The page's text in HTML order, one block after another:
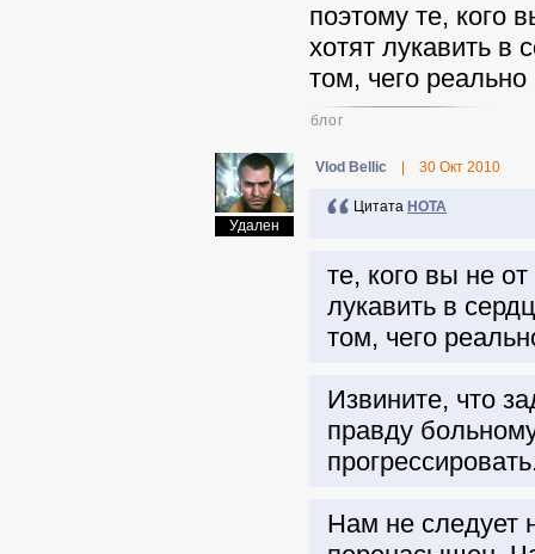
поэтому те, кого
хотят лукавить в
том, чего
блог
Удален
Vlod Bellic 30 Окт 2010
Цитата НОТА
те, кого вы не
лукавить в
том, чего
Извините, что
правду
Нам не следует